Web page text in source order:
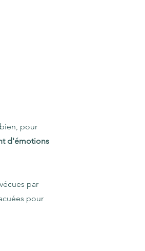
pour
d'émotions
par
pour